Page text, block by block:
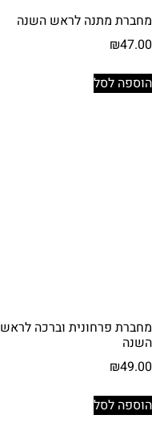
מחברת מתנה לראש השנה
₪47.00
הוספה לסל
מחברת פרחונית וברכה לראש
השנה
₪49.00
הוספה לסל